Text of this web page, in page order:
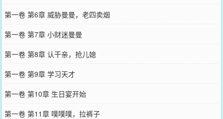
第一卷 第6章 威胁曼曼，老四卖烟
第一卷 第7章 小财迷曼曼
第一卷 第8章 认干亲，抢儿媳
第一卷 第9章 学习天才
第一卷 第10章 生日宴开始
第一卷 第11章 噗噗噗，拉裤子